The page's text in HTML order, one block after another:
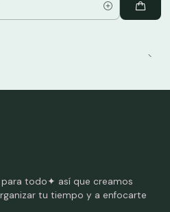
todo✦ así que creamos
tu tiempo y a enfocarte